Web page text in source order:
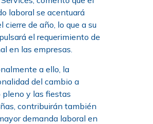
laboral se acentuará
cierre de año, lo que a su
el requerimiento de
en las empresas.
a ello, la
del cambio a
pleno y las fiestas
contribuirán también
demanda laboral en